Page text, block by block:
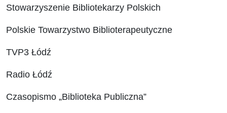
Stowarzyszenie Bibliotekarzy Polskich
Polskie Towarzystwo Biblioterapeutyczne
TVP3 Łódź
Radio Łódź
Czasopismo „Biblioteka Publiczna”